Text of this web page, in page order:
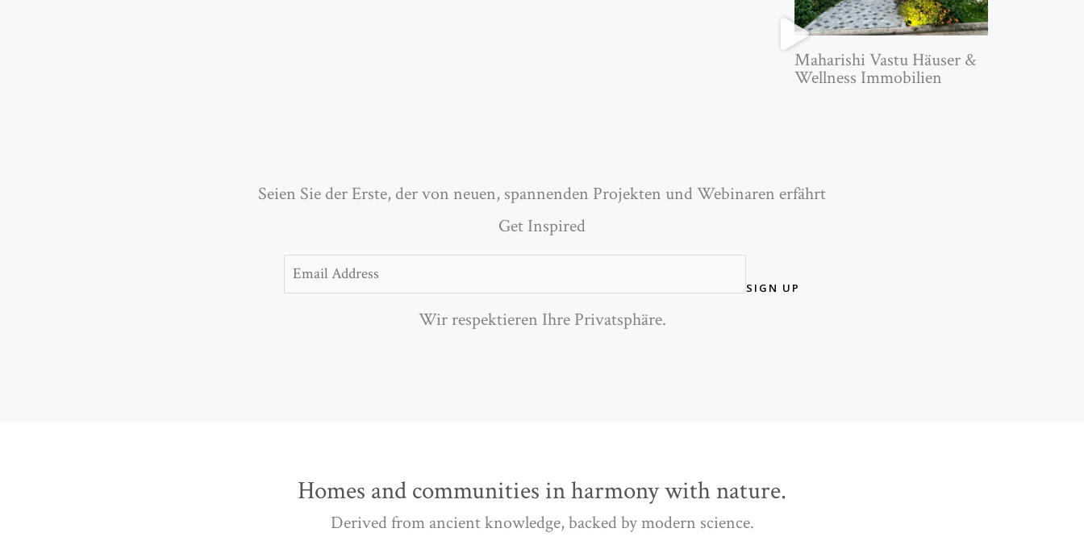
Maharishi Vastu Häuser &
Wellness Immobilien
Seien Sie der Erste, der von neuen, spannenden Projekten und Webinaren erfährt
Get Inspired
Email
SIGN UP
Wir respektieren Ihre Privatsphäre.
Homes and communities in harmony with nature.
Derived from ancient knowledge, backed by modern science.